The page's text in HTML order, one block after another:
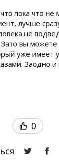
пока что не
лучше
не
вы можете
уже имеет
Заодно и
0